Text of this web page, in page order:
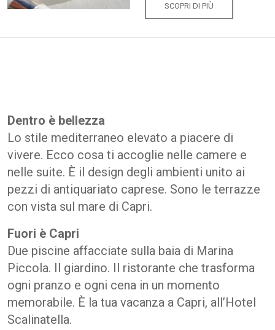
SCOPRI DI PIÙ
Dentro è bellezza
Lo stile mediterraneo elevato a piacere di
vivere. Ecco cosa ti accoglie nelle camere e
nelle suite. È il design degli ambienti unito ai
pezzi di antiquariato caprese. Sono le terrazze
con vista sul mare di Capri.
Fuori è Capri
Due piscine affacciate sulla baia di Marina
Piccola. Il giardino. Il ristorante che trasforma
ogni pranzo e ogni cena in un momento
memorabile. È la tua vacanza a Capri, all’Hotel
Scalinatella.